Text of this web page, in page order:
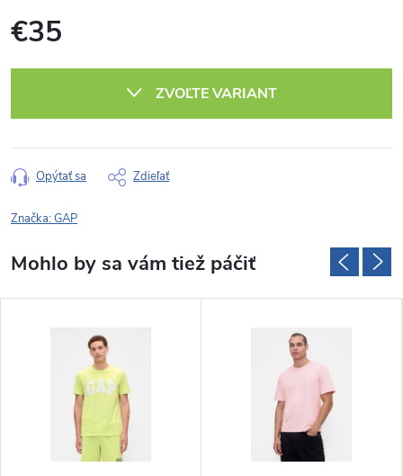
€35
ZVOĽTE VARIANT
Opýtať sa Zdieľať
Značka:GAP